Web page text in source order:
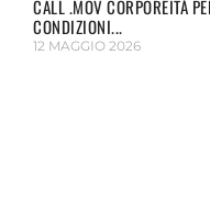
CALL .MOV CORPOREITÀ
CONDIZIONI...
12 MAGGIO 2026